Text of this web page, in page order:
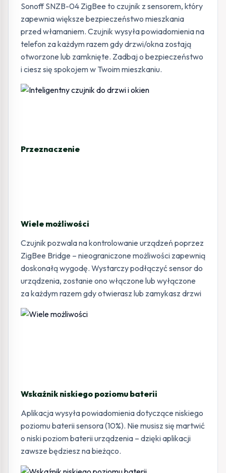
Sonoff SNZB-04 ZigBee to czujnik z sensorem, który
zapewnia większe bezpieczeństwo mieszkania
przed włamaniem. Czujnik wysyła powiadomienia na
telefon za każdym razem gdy drzwi/okna zostają
otworzone lub zamknięte. Zadbaj o bezpieczeństwo
i ciesz się spokojem w Twoim mieszkaniu.
Przeznaczenie
Wiele możliwości
Czujnik pozwala na kontrolowanie urządzeń poprzez
ZigBee Bridge – nieograniczone możliwości zapewnią
doskonałą wygodę. Wystarczy podłączyć sensor do
urządzenia, zostanie ono włączone lub wyłączone
za każdym razem gdy otwierasz lub zamykasz drzwi
Wskaźnik niskiego poziomu baterii
Aplikacja wysyła powiadomienia dotyczące niskiego
poziomu baterii sensora (10%). Nie musisz się martwić
o niski poziom baterii urządzenia – dzięki aplikacji
zawsze będziesz na bieżąco.